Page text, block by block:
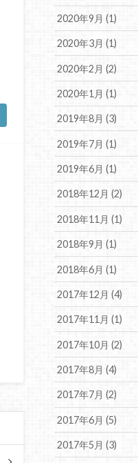
2020年9月 (1)
2020年3月 (1)
2020年2月 (2)
2020年1月 (1)
2019年8月 (3)
2019年7月 (1)
2019年6月 (1)
2018年12月 (2)
2018年11月 (1)
2018年9月 (1)
2018年6月 (1)
2017年12月 (4)
2017年11月 (1)
2017年10月 (2)
2017年8月 (4)
2017年7月 (2)
2017年6月 (5)
2017年5月 (3)